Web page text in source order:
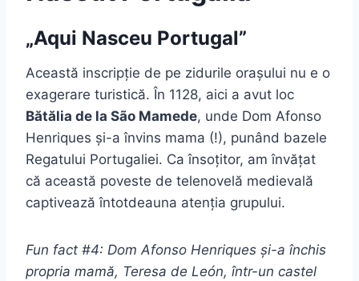
„Aqui Nasceu Portugal”
Această inscripție de pe zidurile orașului nu e o
exagerare turistică. În 1128, aici a avut loc
Bătălia de la São Mamede, unde Dom Afonso
Henriques și-a învins mama (!), punând bazele
Regatului Portugaliei. Ca însoțitor, am învățat
că această poveste de telenovelă medievală
captivează întotdeauna atenția grupului.
Fun fact #4: Dom Afonso Henriques și-a închis
propria mamă, Teresa de León, într-un castel